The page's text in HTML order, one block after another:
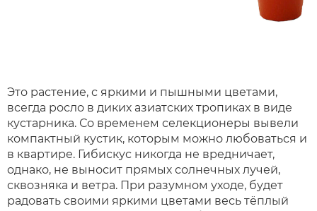
Это растение, с яркими и пышными цветами,
всегда росло в диких азиатских тропиках в виде
кустарника. Со временем селекционеры вывели
компактный кустик, которым можно любоваться и
в квартире. Гибискус никогда не вредничает,
однако, не выносит прямых солнечных лучей,
сквозняка и ветра. При разумном уходе, будет
радовать своими яркими цветами весь тёплый